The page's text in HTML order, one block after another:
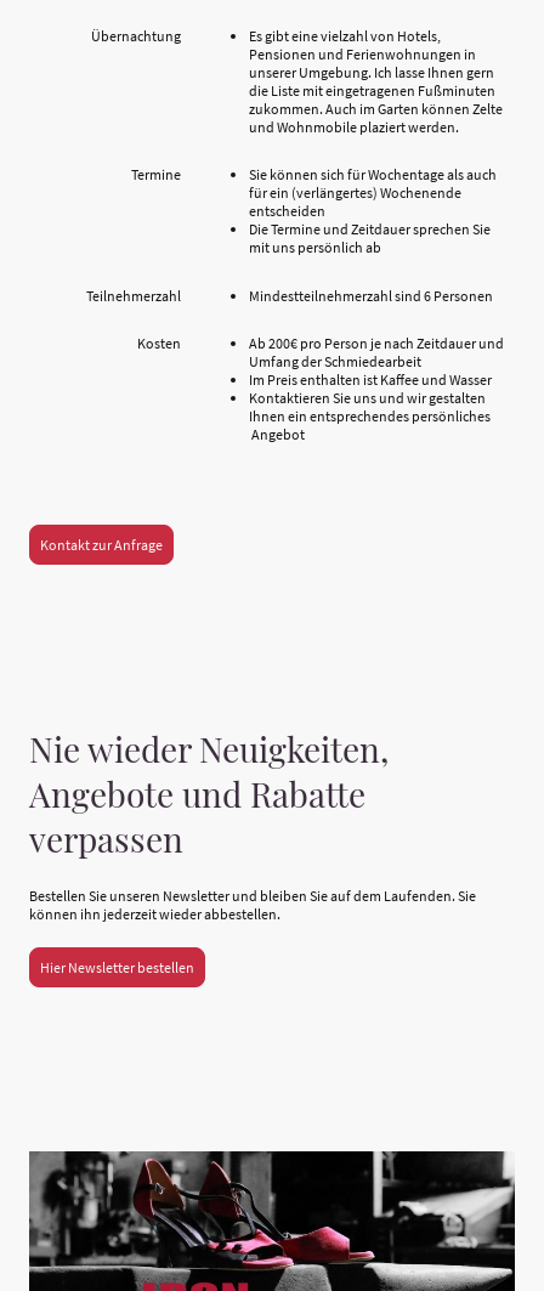
Übernachtung
Es gibt eine vielzahl von Hotels,
Pensionen und Ferienwohnungen in
unserer Umgebung. Ich lasse Ihnen gern
die Liste mit eingetragenen Fußminuten
zukommen. Auch im Garten können Zelte
und Wohnmobile plaziert werden.
Termine
Sie können sich für Wochentage als auch
für ein (verlängertes) Wochenende
entscheiden
Die Termine und Zeitdauer sprechen Sie
mit uns persönlich ab
Teilnehmerzahl Mindestteilnehmerzahl sind 6 Personen
Kosten
Ab 200€ pro Person je nach Zeitdauer und
Umfang der Schmiedearbeit
Im Preis enthalten ist Kaffee und Wasser
Kontaktieren Sie uns und wir gestalten
Ihnen ein entsprechendes persönliches
Angebot
Kontakt zur Anfrage
Nie wieder Neuigkeiten,
Angebote und Rabatte
verpassen
Bestellen Sie unseren Newsletter und bleiben Sie auf dem Laufenden. Sie
können ihn jederzeit wieder abbestellen.
Hier Newsletter bestellen